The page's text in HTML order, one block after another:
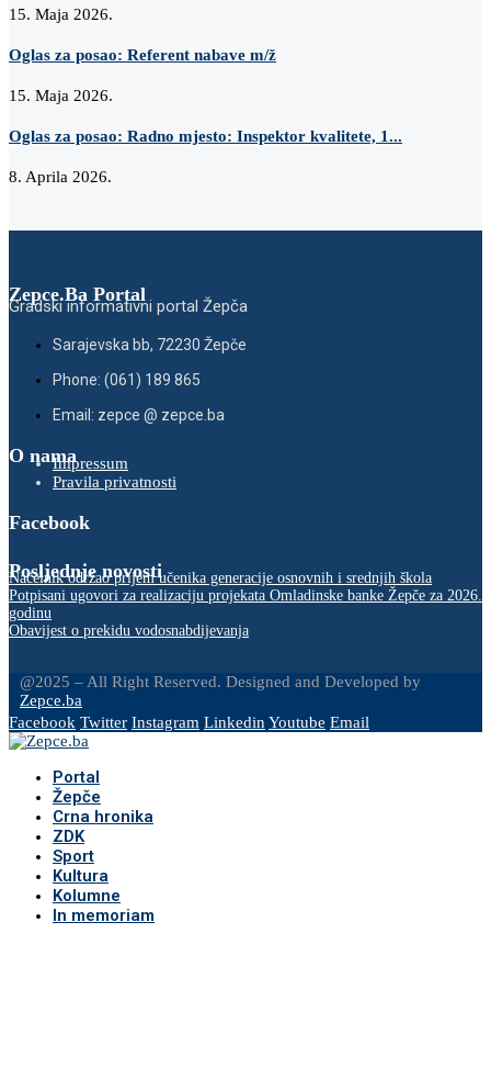
15. Maja 2026.
Oglas za posao: Referent nabave m/ž
15. Maja 2026.
Oglas za posao: Radno mjesto: Inspektor kvalitete, 1...
8. Aprila 2026.
Zepce.Ba Portal
Gradski informativni portal Žepča
Sarajevska bb, 72230 Žepče
Phone: (061) 189 865
Email: zepce @ zepce.ba
O namaImpressum
Pravila privatnosti
Facebook
Posljednje novosti
Načelnik održao prijem učenika generacije osnovnih i srednjih škola
Potpisani ugovori za realizaciju projekata Omladinske banke Žepče za 2026.
godinu
Obavijest o prekidu vodosnabdijevanja
@2025 – All Right Reserved. Designed and Developed by
Zepce.ba
Facebook Twitter Instagram LinkedinYoutube Email
Portal
Žepče
Crna hronika
ZDK
Sport
Kultura
Kolumne
In memoriam